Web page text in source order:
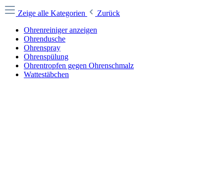
Zeige alle Kategorien
Zurück
Ohrenreiniger anzeigen
Ohrendusche
Ohrenspray
Ohrenspülung
Ohrentropfen gegen Ohrenschmalz
Wattestäbchen